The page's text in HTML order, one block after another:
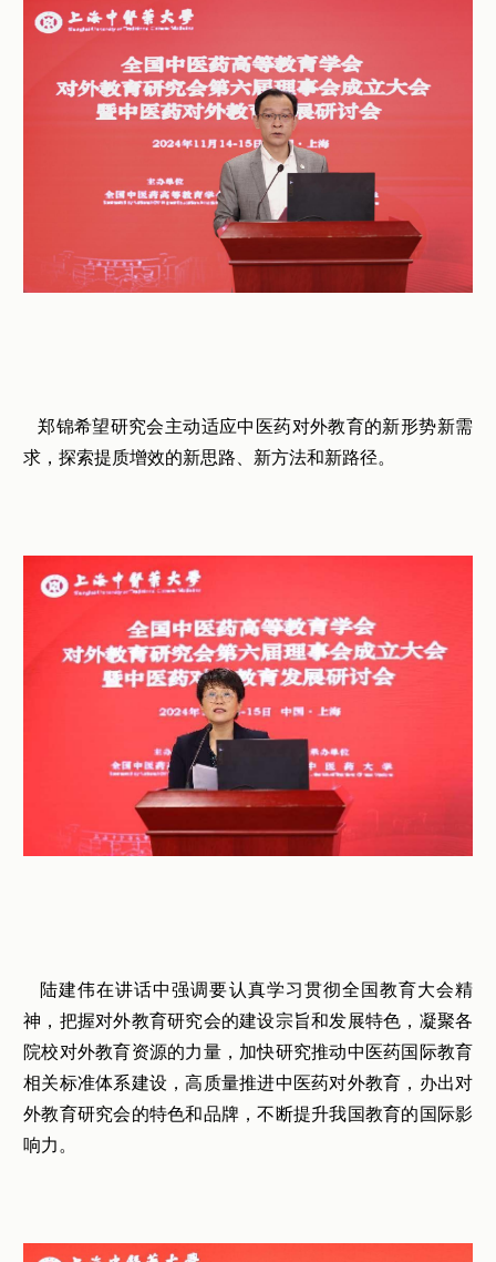
郑锦希望研究会主动适应中医药对外教育的新形势新需
求，探索提质增效的新思路、新方法和新路径。
陆建伟在讲话中强调要认真学习贯彻全国教育大会精
神，把握对外教育研究会的建设宗旨和发展特色，凝聚各
院校对外教育资源的力量，加快研究推动中医药国际教育
相关标准体系建设，高质量推进中医药对外教育，办出对
外教育研究会的特色和品牌，不断提升我国教育的国际影
响力。